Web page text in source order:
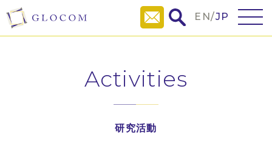
EN/JP
Activities
研究活動